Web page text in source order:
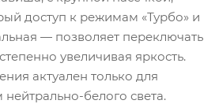
доступ к режимам «Турбо» и
— позволяет переключать
увеличивая яркость.
актуален только для
белого света.